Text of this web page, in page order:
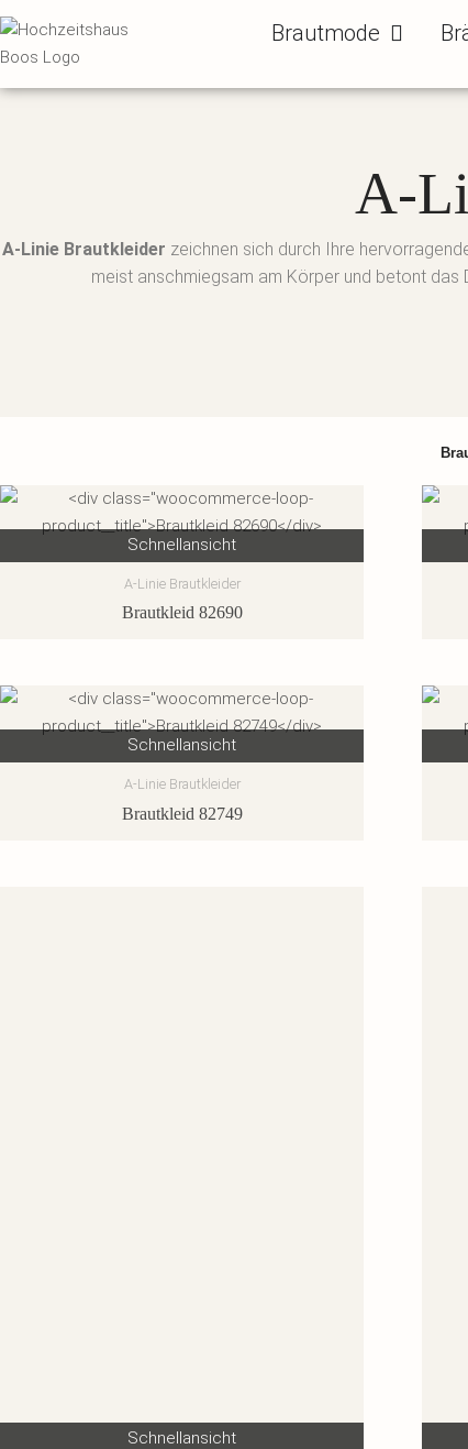
Zum
Inhalt
springen
Brautmode Öffne
A-
A-Linie Brautkleider zeichnen sich durch Ihre
meist anschmiegsam am Körper und betont das
Schnellansicht
A-Linie Brautkleider
Brautkleid 82690
Schnellansicht
A-Linie Brautkleider
Brautkleid 82749
Schnellansicht